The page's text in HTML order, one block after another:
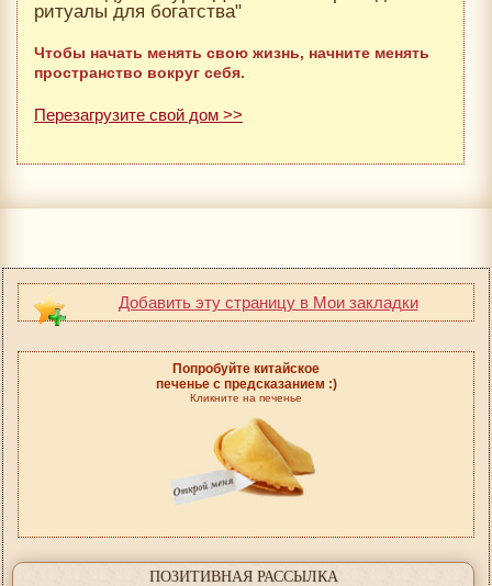
ритуалы для богатства"
Чтобы начать менять свою жизнь, начните менять
пространство вокруг себя.
Перезагрузите свой дом >>
Добавить эту страницу в Мои закладки
Попробуйте китайское
печенье с предсказанием :)
Кликните на печенье
ПОЗИТИВНАЯ РАССЫЛКА